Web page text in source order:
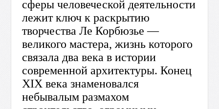
сферы человеческой деятельности
лежит ключ к раскрытию
творчества Ле Корбюзье —
великого мастера, жизнь которого
связала два века в истории
современной архитектуры. Конец
XIX века знаменовался
небывалым размахом